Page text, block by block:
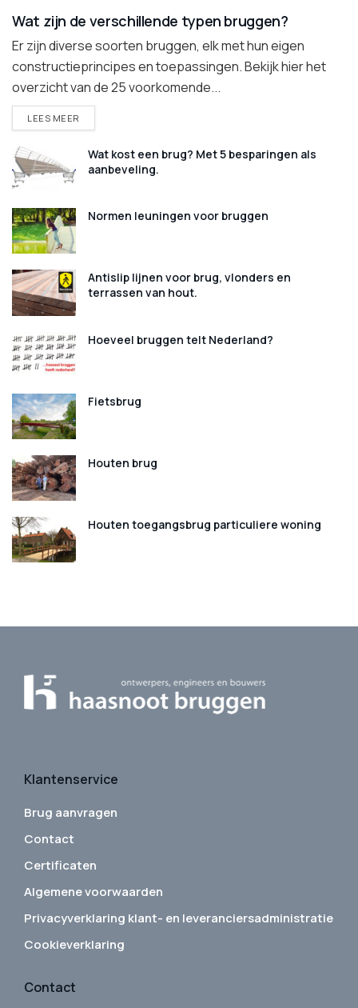
Wat zijn de verschillende typen bruggen?
Er zijn diverse soorten bruggen, elk met hun eigen
constructieprincipes en toepassingen. Bekijk hier het
overzicht van de 25 voorkomende...
LEES MEER
Wat kost een brug? Met 5 besparingen als
aanbeveling.
Normen leuningen voor bruggen
Antislip lijnen voor brug, vlonders en
terrassen van hout.
Hoeveel bruggen telt Nederland?
Fietsbrug
Houten brug
Houten toegangsbrug particuliere woning
Klantenservice
Brug aanvragen
Contact
Certificaten
Algemene voorwaarden
Privacyverklaring klant- en leveranciersadministratie
Cookieverklaring
Contact